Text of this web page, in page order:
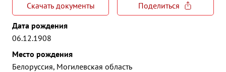
Скачать документы
Поделиться
Дата рождения
06.12.1908
Место рождения
Белоруссия, Могилевская область